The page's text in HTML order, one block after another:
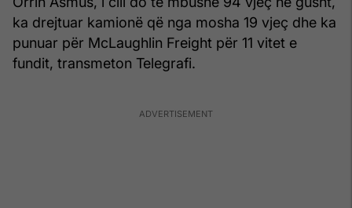
ka drejtuar kamionë që nga mosha 19 vjeç dhe ka
punuar për McLaughlin Freight për 11 vitet e
fundit, transmeton Telegrafi.